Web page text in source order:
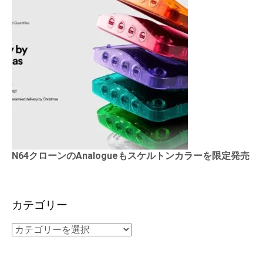
N64クローンのAnalogueもスケルトンカラーを限定発売
カテゴリー